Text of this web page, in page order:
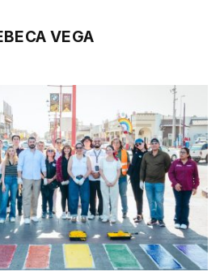
VEGA